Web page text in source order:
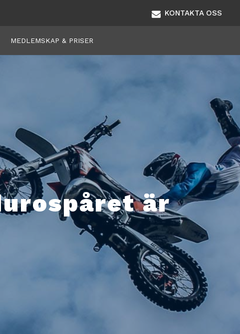
KONTAKTA OSS
MEDLEMSKAP & PRISER
är